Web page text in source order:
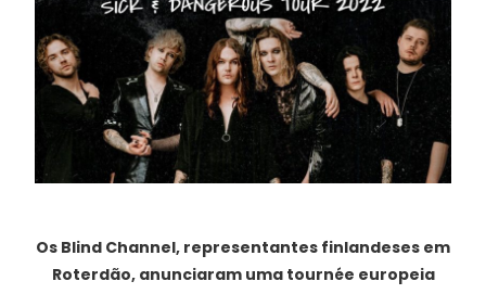
Os Blind Channel, representantes finlandeses em
Roterdão, anunciaram uma tournée europeia